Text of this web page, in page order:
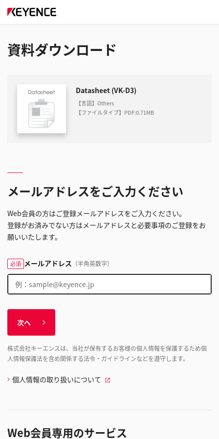
資料ダウンロード
Datasheet (VK-D3)
【言語】Others
【ファイルタイプ】PDF:0.71MB
メールアドレスをご入力ください
Web会員の方はご登録メールアドレスをご入力ください。
登録がお済みでない方はメールアドレスと必要事項のご登録をお
願いいたします。
必須 メールアドレス （半角英数字）
次へ
株式会社キーエンスは、当社が保有するお客様の個人情報を保護するため個
人情報保護法を含め関係する法令・ガイドラインなどを遵守します。
個人情報の取り扱いについて
Web会員専用のサービス